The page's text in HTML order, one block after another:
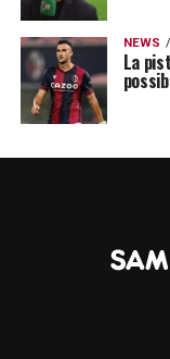
NEWS
La